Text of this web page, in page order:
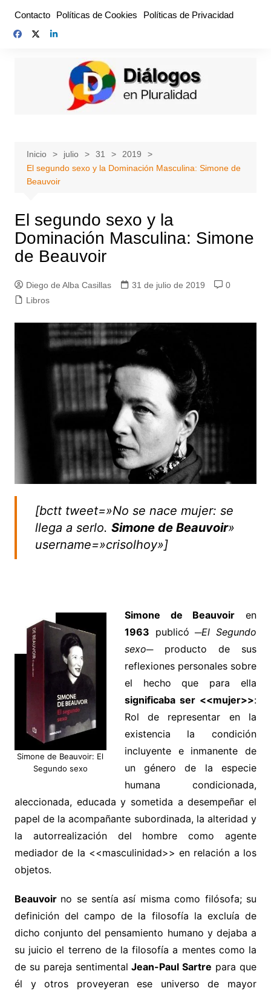
contenido
Contacto Políticas de Cookies Políticas de Privacidad
Inicio julio 31
2019
El segundo sexo y la Dominación Masculina: Simone de
Beauvoir
El segundo sexo y la
Dominación Masculina: Simone
de Beauvoir
Diego de Alba Casillas 31 de julio de 2019
0
Libros
[bctt tweet=»No se nace mujer: se
llega a serlo. Simone de Beauvoir»
username=»crisolhoy»]
Simone de Beauvoir: El
Segundo sexo
Simone de Beauvoir en
1963 publicó─El Segundo
sexo─producto de sus
reflexiones personales sobre
el hecho que para ella
significaba ser <<mujer>>:
Rol de representar en la
existencia la condición
incluyente e inmanente de
un género de la especie
humana condicionada,
aleccionada, educada y sometida a desempeñar el
papel de la acompañante subordinada, la alteridad y
la autorrealización del hombre como agente
mediador de la <<masculinidad>> en relación a los
objetos.
Beauvoir no se sentía así misma como filósofa; su
definición del campo de la filosofía la excluía de
dicho conjunto del pensamiento humano y dejaba a
su juicio el terreno de la filosofía a mentes como la
de su pareja sentimentalJean-Paul Sartre para que
él y otros proveyeran ese universo de mayor